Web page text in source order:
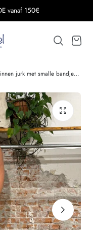
vanaf 150€
GIVN linnen jurk met smalle bandjes YUNA BLUE 100% linnen